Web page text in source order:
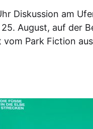
Diskussion am
August, auf der
vom Park Fiction